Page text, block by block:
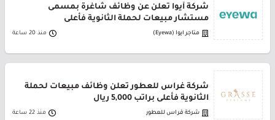
شركة أيوا تعلن عن وظائف شاغرة بمسمى
مستشار مبيعات لحملة الثانوية فأعلى
متاجر ايوا (Eyewa) منذ 20 ساعة
شركة غراس للعطور تعلن وظائف مبيعات لحملة
الثانوية فأعلى براتب 5,000 ريال
شركة قراس للعطور منذ 22 ساعة